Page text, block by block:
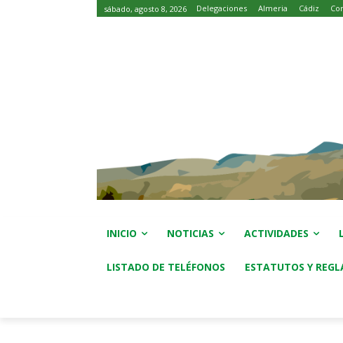
sábado, agosto 8, 2026 Delegaciones Almeria Cádiz
INICIO NOTICIAS ACTIVIDADES
LISTADO DE TELÉFONOS ESTATUTOS Y